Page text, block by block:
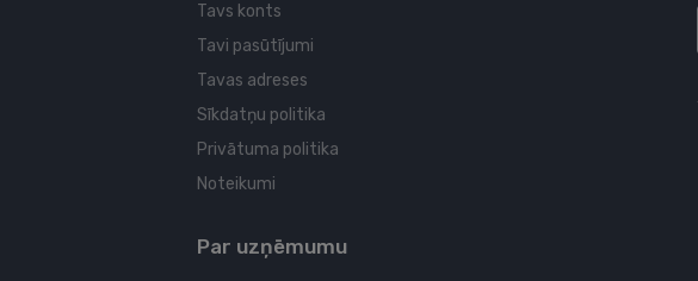
Tavs konts
Tavi pasūtījumi
Tavas adreses
Sīkdatņu politika
Privātuma politika
Noteikumi
Par uzņēmumu